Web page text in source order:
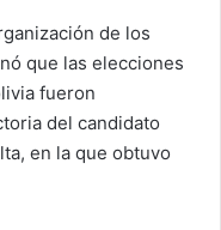
de los
que las elecciones
fueron
del candidato
en la que obtuvo